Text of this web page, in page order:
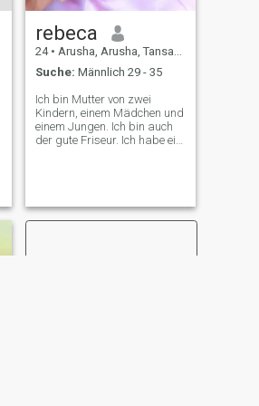
rebeca
24 • Arusha, Arusha, Tansania
Suche: Männlich 29 - 35
Ich bin Mutter von zwei
Kindern, einem Mädchen und
einem Jungen. Ich bin auch
der gute Friseur. Ich habe ein